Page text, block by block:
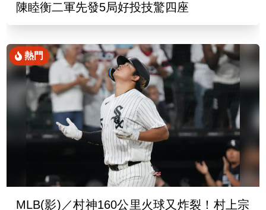
陳睦衡二軍先發5局好投技驚四座
熱門
MLB(影)／村神160公里火球又炸裂！村上宗